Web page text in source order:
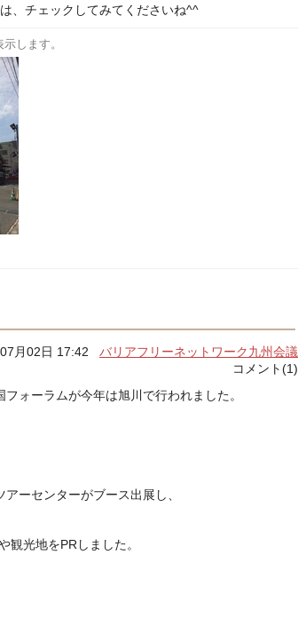
、チェックしてみてくださいね^^
します。
07月02日 17:42バリアフリーネットワーク九州会議
コメント(1)
ォーラムが今年は旭川で行われました。
ーセンターがブース出展し、
観光地をPRしました。